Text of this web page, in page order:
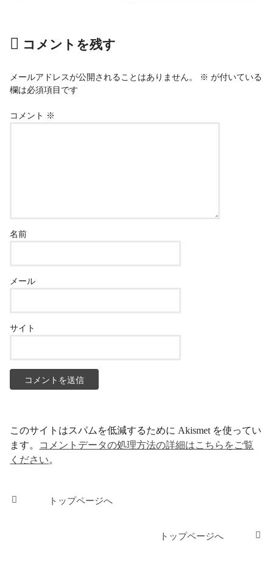
コメントを残す
メールアドレスが公開されることはありません。 ※ が付いている
欄は必須項目です
コメント ※
名前
メール
サイト
このサイトはスパムを低減するために Akismet を使ってい
ます。 コメントデータの処理方法の詳細はこちらをご覧
ください。
トップページへ
トップページへ